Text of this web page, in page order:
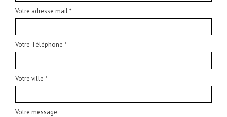
Votre adresse mail *
Votre Téléphone *
Votre ville *
Votre message